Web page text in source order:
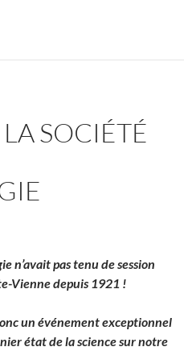
SOCIÉTÉ
n’avait pas tenu de session
Vienne depuis 1921 !
un événement exceptionnel
état de la science sur notre